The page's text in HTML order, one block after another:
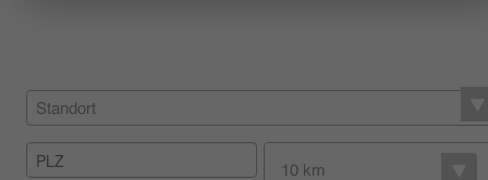
NACHHALTIGKEIT
HÄNDLERSUCHE
Standort
10 km